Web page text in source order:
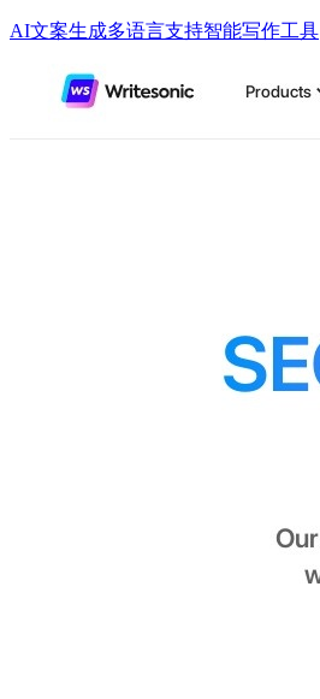
AI文案生成多语言支持智能写作工具